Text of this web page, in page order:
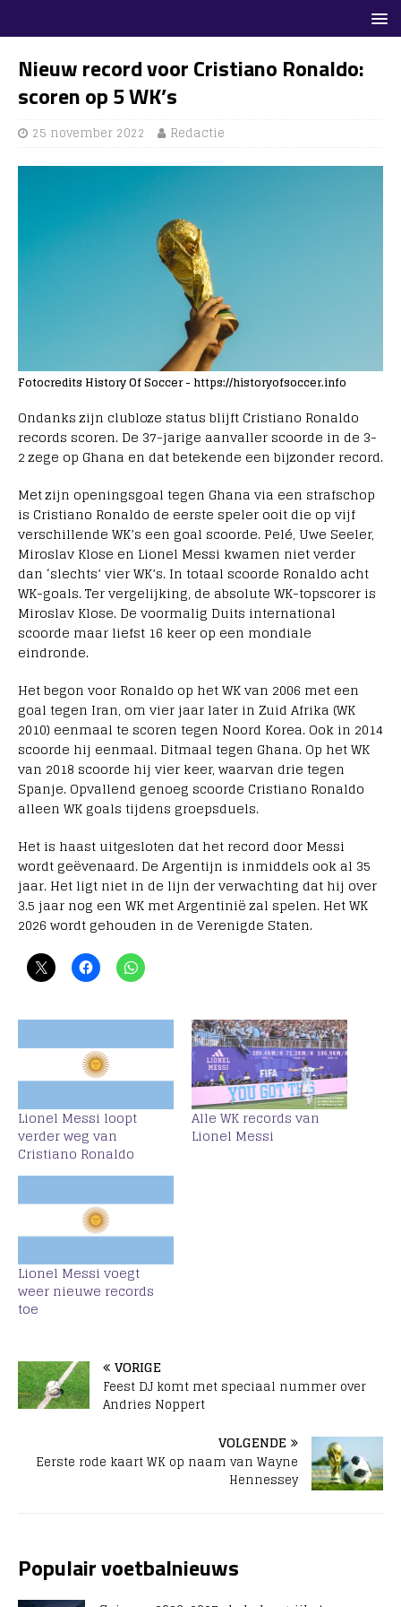
Nieuw record voor Cristiano Ronaldo:
scoren op 5 WK’s
25 november 2022 Redactie
Fotocredits History Of Soccer - https://historyofsoccer.info
Ondanks zijn clubloze status blijft Cristiano Ronaldo
records scoren. De 37-jarige aanvaller scoorde in de 3-
2 zege op Ghana en dat betekende een bijzonder record.
Met zijn openingsgoal tegen Ghana via een strafschop
is Cristiano Ronaldo de eerste speler ooit die op vijf
verschillende WK’s een goal scoorde. Pelé, Uwe Seeler,
Miroslav Klose en Lionel Messi kwamen niet verder
dan ‘slechts’ vier WK’s. In totaal scoorde Ronaldo acht
WK-goals. Ter vergelijking, de absolute WK-topscorer is
Miroslav Klose. De voormalig Duits international
scoorde maar liefst 16 keer op een mondiale
eindronde.
Het begon voor Ronaldo op het WK van 2006 met een
goal tegen Iran, om vier jaar later in Zuid Afrika (WK
2010) eenmaal te scoren tegen Noord Korea. Ook in 2014
scoorde hij eenmaal. Ditmaal tegen Ghana. Op het WK
van 2018 scoorde hij vier keer, waarvan drie tegen
Spanje. Opvallend genoeg scoorde Cristiano Ronaldo
alleen WK goals tijdens groepsduels.
Het is haast uitgesloten dat het record door Messi
wordt geëvenaard. De Argentijn is inmiddels ook al 35
jaar. Het ligt niet in de lijn der verwachting dat hij over
3.5 jaar nog een WK met Argentinië zal spelen. Het WK
2026 wordt gehouden in de Verenigde Staten.
Lionel Messi loopt
verder weg van
Cristiano Ronaldo
Alle WK records van
Lionel Messi
Lionel Messi voegt
weer nieuwe records
toe
VORIGE
Feest DJ komt met speciaal nummer over
Andries Noppert
VOLGENDE
Eerste rode kaart WK op naam van Wayne
Hennessey
Populair voetbalnieuws